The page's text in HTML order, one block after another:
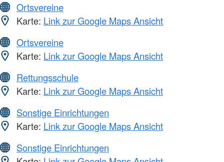
Ortsvereine
Karte: Link zur Google Maps Ansicht
Ortsvereine
Karte: Link zur Google Maps Ansicht
Rettungsschule
Karte: Link zur Google Maps Ansicht
Sonstige Einrichtungen
Karte: Link zur Google Maps Ansicht
Sonstige Einrichtungen